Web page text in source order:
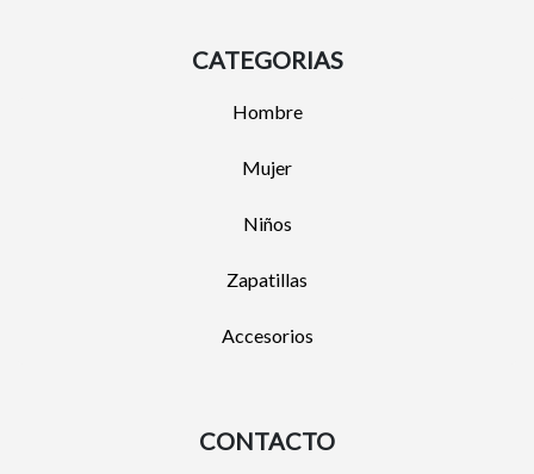
CATEGORIAS
Hombre
Mujer
Niños
Zapatillas
Accesorios
CONTACTO